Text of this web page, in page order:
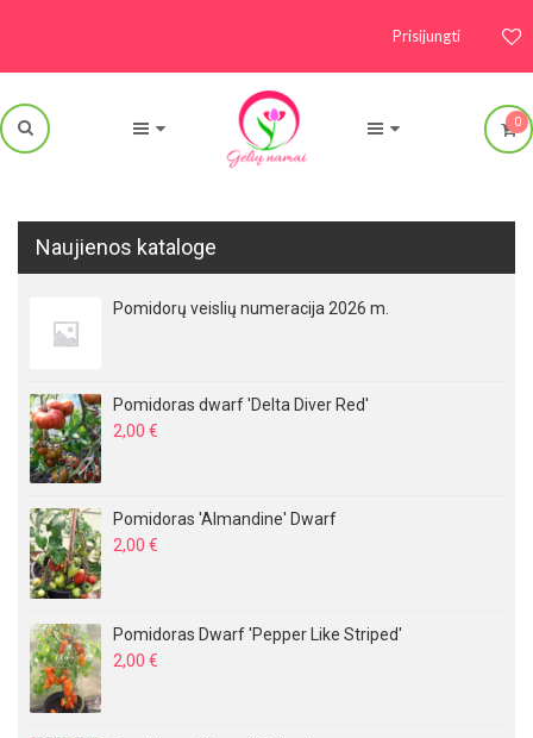
Prisijungti
0
Naujienos kataloge
Pomidorų veislių numeracija 2026 m.
Pomidoras dwarf 'Delta Diver Red'
2,00 €
Pomidoras 'Almandine' Dwarf
2,00 €
Pomidoras Dwarf 'Pepper Like Striped'
2,00 €